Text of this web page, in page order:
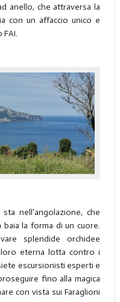
anello, che attraversa la
con un affaccio unico e
FAI.
nell'angolazione, che
la forma di un cuore.
splendide orchidee
loro eterna lotta contro i
escursionisti esperti e
fino alla magica
con vista sui Faraglioni